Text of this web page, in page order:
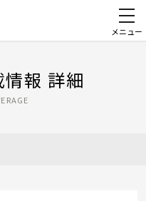
メニュー
報 詳細